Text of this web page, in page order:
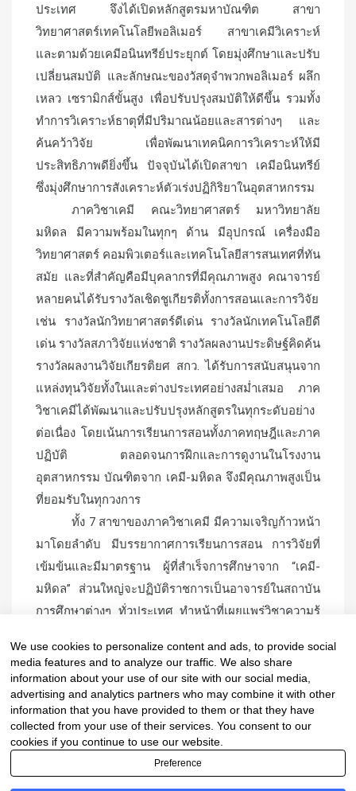
ประเทศ จึงได้เปิดหลักสูตรมหาบัณฑิต สาขา
วิทยาศาสตร์เทคโนโลยีพอลิเมอร์ สาขาเคมีวิเคราะห์
และตามด้วยเคมีอนินทรีย์ประยุกต์ โดยมุ่งศึกษาและปรับ
เปลี่ยนสมบัติ และลักษณะของวัสดุจำพวกพอลิเมอร์ ผลึก
เหลว เซรามิกส์ขั้นสูง เพื่อปรับปรุงสมบัติให้ดีขึ้น รวมทั้ง
ทำการวิเคราะห์ธาตุที่มีปริมาณน้อยและสารต่างๆ และ
ค้นคว้าวิจัย เพื่อพัฒนาเทคนิคการวิเคราะห์ให้มี
ประสิทธิภาพดียิ่งขึ้น ปัจจุบันได้เปิดสาขา เคมีอนินทรีย์
ซึ่งมุ่งศึกษาการสังเคราะห์ตัวเร่งปฏิกิริยาในอุตสาหกรรม
ภาควิชาเคมี คณะวิทยาศาสตร์ มหาวิทยาลัย
มหิดล มีความพร้อมในทุกๆ ด้าน มีอุปกรณ์ เครื่องมือ
วิทยาศาสตร์ คอมพิวเตอร์และเทคโนโลยีสารสนเทศที่ทัน
สมัย และที่สำคัญคือมีบุคลากรที่มีคุณภาพสูง คณาจารย์
หลายคนได้รับรางวัลเชิดชูเกียรติทั้งการสอนและการวิจัย
เช่น รางวัลนักวิทยาศาสตร์ดีเด่น รางวัลนักเทคโนโลยีดี
เด่น รางวัลสภาวิจัยแห่งชาติ รางวัลผลงานประดิษฐ์คิดค้น
รางวัลผลงานวิจัยเกียรติยศ สกว. ได้รับการสนับสนุนจาก
แหล่งทุนวิจัยทั้งในและต่างประเทศอย่างสม่ำเสมอ ภาค
วิชาเคมีได้พัฒนาและปรับปรุงหลักสูตรในทุกระดับอย่าง
ต่อเนื่อง โดยเน้นการเรียนการสอนทั้งภาคทฤษฎีและภาค
ปฏิบัติ ตลอดจนการฝึกและการดูงานในโรงงาน
อุตสาหกรรม บัณฑิตจาก เคมี-มหิดล จึงมีคุณภาพสูงเป็น
ที่ยอมรับในทุกวงการ
ทั้ง 7 สาขาของภาควิชาเคมี มีความเจริญก้าวหน้า
มาโดยลำดับ มีบรรยากาศการเรียนการสอน การวิจัยที่
เข้มข้นและมีมาตรฐาน ผู้ที่สำเร็จการศึกษาจาก “เคมี-
มหิดล” ส่วนใหญ่จะปฏิบัติราชการเป็นอาจารย์ในสถาบัน
การศึกษาต่างๆ ทั่วประเทศ ทำหน้าที่เผยแพร่วิชาความรู้
รักษาและเพิ่มพูนชื่อเสียงเกียรติภูมิของ “เคมี-มหิดล” ที่มี
มาตลอดเกือบ 50 ปี
We use cookies to personalize content and ads, to provide social
media features and to analyze our traffic. We also share
information about your use of our site with our social media,
advertising and analytics partners who may combine it with other
information that you have provided to them or that they have
collected from your use of their services. You consent to our
cookies if you continue to use our website.
Preference